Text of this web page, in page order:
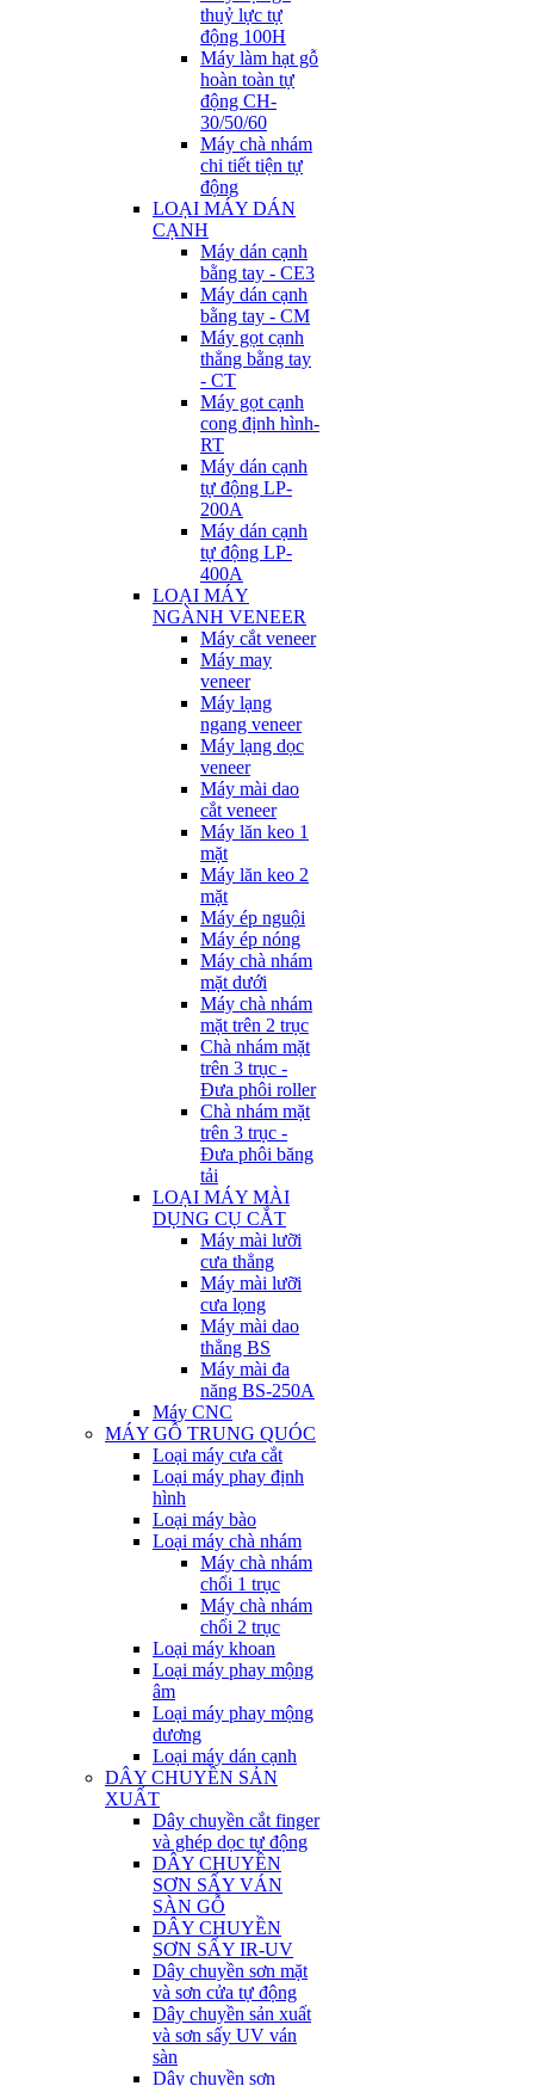
thuỷ lực tự
động 100H
Máy làm hạt gỗ
hoàn toàn tự
động CH-
30/50/60
Máy chà nhám
chi tiết tiện tự
động
LOẠI MÁY DÁN
CẠNH
Máy dán cạnh
bằng tay - CE3
Máy dán cạnh
bằng tay - CM
Máy gọt cạnh
thẳng bằng tay
- CT
Máy gọt cạnh
cong định hình-
RT
Máy dán cạnh
tự động LP-
200A
Máy dán cạnh
tự động LP-
400A
LOẠI MÁY
NGÀNH VENEER
Máy cắt veneer
Máy may
veneer
Máy lạng
ngang veneer
Máy lạng dọc
veneer
Máy mài dao
cắt veneer
Máy lăn keo 1
mặt
Máy lăn keo 2
mặt
Máy ép nguội
Máy ép nóng
Máy chà nhám
mặt dưới
Máy chà nhám
mặt trên 2 trục
Chà nhám mặt
trên 3 trục -
Đưa phôi roller
Chà nhám mặt
trên 3 trục -
Đưa phôi băng
tải
LOẠI MÁY MÀI
DỤNG CỤ CẮT
Máy mài lưỡi
cưa thẳng
Máy mài lưỡi
cưa lọng
Máy mài dao
thẳng BS
Máy mài đa
năng BS-250A
Máy CNC
MÁY GỖ TRUNG QUÓC
Loại máy cưa cắt
Loại máy phay định
hình
Loại máy bào
Loại máy chà nhám
Máy chà nhám
chổi 1 trục
Máy chà nhám
chổi 2 trục
Loại máy khoan
Loại máy phay mộng
âm
Loại máy phay mộng
dương
Loại máy dán cạnh
DÂY CHUYỀN SẢN
XUẤT
Dây chuyền cắt finger
và ghép dọc tự động
DÂY CHUYỀN
SƠN SẤY VÁN
SÀN GỖ
DÂY CHUYỀN
SƠN SẤY IR-UV
Dây chuyền sơn mặt
và sơn cửa tự động
Dây chuyền sản xuất
và sơn sấy UV ván
sàn
Dây chuyền sơn